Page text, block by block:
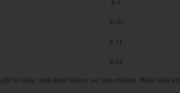
es nicht, man kann laufen, wo man möchte. Wäre auch